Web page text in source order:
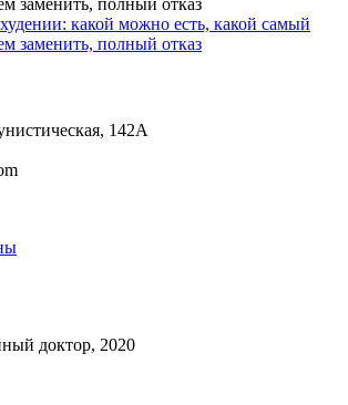
какой можно есть, какой самый
заменить, полный отказ
142А
доктор, 2020